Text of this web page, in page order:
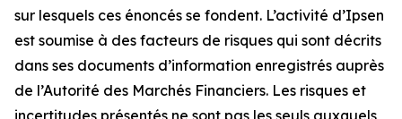
sur lesquels ces énoncés se fondent. L’activité d’Ipsen
est soumise à des facteurs de risques qui sont décrits
dans ses documents d’information enregistrés auprès
de l’Autorité des Marchés Financiers. Les risques et
incertitudes présentés ne sont pas les seuls auxquels